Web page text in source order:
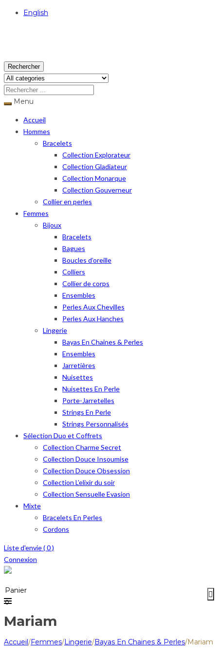
English
Rechercher
Menu
Accueil
Hommes
Bracelets
Collection Explorateur
Collection Gladiateur
Collection Monarque
Collection Gouverneur
Collier en perles
Femmes
Bijoux
Bracelets
Bagues
Boucles d’oreille
Colliers
Collier de corps
Ensembles
Perles Aux Chevilles
Perles Aux Hanches
Lingerie
Bayas En Chaines & Perles
Ensembles
Jarretières
Nuisettes
Nuisettes En Perle
Porte-Jarretelles
Strings En Perle
Strings Personnalisés
Sélection Duo et Coffrets
Collection Charme Secret
Collection Douce Insoumise
Collection Douce Obsession
Collection L’elixir du soir
Collection Sensuelle Evasion
Mixte
Bracelets En Perles
Cordons
Liste d'envie (0)
Connexion
Panier
0
Mariam
Accueil/Femmes/Lingerie/Bayas En Chaines & Perles/Mariam